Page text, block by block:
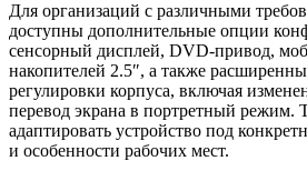
Для организаций с различными
доступны дополнительные опции
сенсорный дисплей, DVD-привод,
накопителей 2.5″, а также
регулировки корпуса, включая
перевод экрана в портретный режим.
адаптировать устройство под
и особенности рабочих мест.